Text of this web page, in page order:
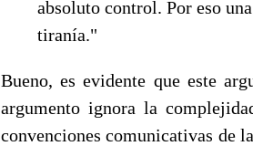
absoluto control. Por eso
tiranía."
Bueno, es evidente que este
argumento ignora la
convenciones comunicativas de